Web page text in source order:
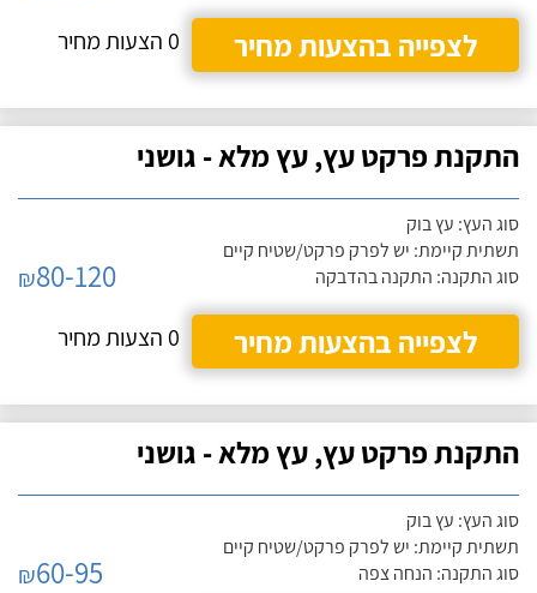
לצפייה בהצעות מחיר
0 הצעות מחיר
התקנת פרקט עץ, עץ מלא - גושני
סוג העץ: עץ בוק
תשתית קיימת: יש לפרק פרקט/שטיח קיים
סוג התקנה: התקנה בהדבקה
₪80-120
לצפייה בהצעות מחיר
0 הצעות מחיר
התקנת פרקט עץ, עץ מלא - גושני
סוג העץ: עץ בוק
תשתית קיימת: יש לפרק פרקט/שטיח קיים
סוג התקנה: הנחה צפה
₪60-95